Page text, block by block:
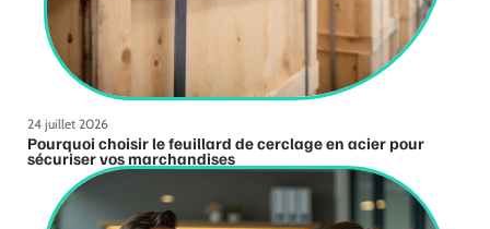
24 juillet 2026
Pourquoi choisir le feuillard de cerclage en acier pour
sécuriser vos marchandises